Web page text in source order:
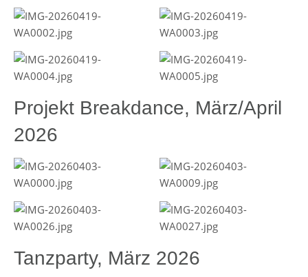
Projekt Breakdance, März/April
2026
Tanzparty, März 2026